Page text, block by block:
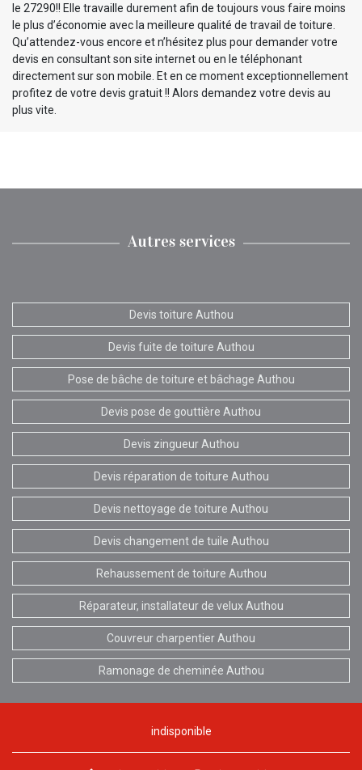
le 27290!! Elle travaille durement afin de toujours vous faire moins
le plus d’économie avec la meilleure qualité de travail de toiture.
Qu’attendez-vous encore et n’hésitez plus pour demander votre
devis en consultant son site internet ou en le téléphonant
directement sur son mobile. Et en ce moment exceptionnellement
profitez de votre devis gratuit !! Alors demandez votre devis au
plus vite.
Autres services
Devis toiture Authou
Devis fuite de toiture Authou
Pose de bâche de toiture et bâchage Authou
Devis pose de gouttière Authou
Devis zingueur Authou
Devis réparation de toiture Authou
Devis nettoyage de toiture Authou
Devis changement de tuile Authou
Rehaussement de toiture Authou
Réparateur, installateur de velux Authou
Couvreur charpentier Authou
Ramonage de cheminée Authou
indisponible